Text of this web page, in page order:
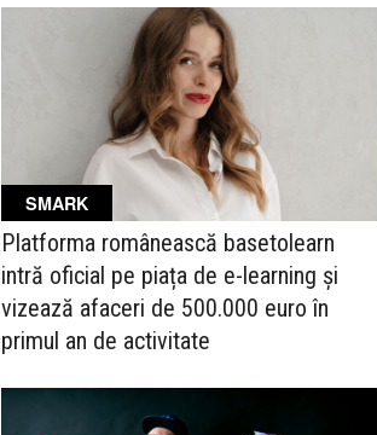
SMARK
Platforma românească basetolearn
intră oficial pe piața de e-learning și
vizează afaceri de 500.000 euro în
primul an de activitate